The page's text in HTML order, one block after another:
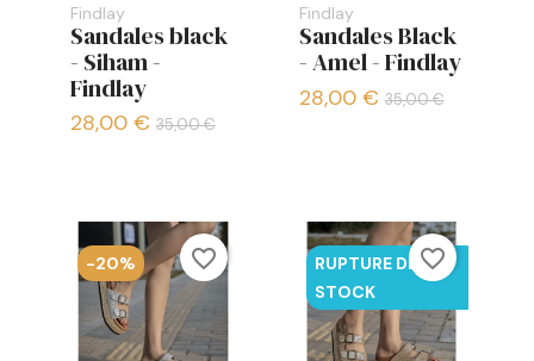
Findlay
Sandales black
- Siham -
Findlay
28,00 € 35,00 €
Findlay
Sandales Black
- Amel - Findlay
28,00 €35,00 €
-20% favorite_border
RUPTURE DE
STOCK
favorite_border